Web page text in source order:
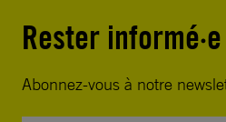
Rester informé·e
Abonnez-vous à notre